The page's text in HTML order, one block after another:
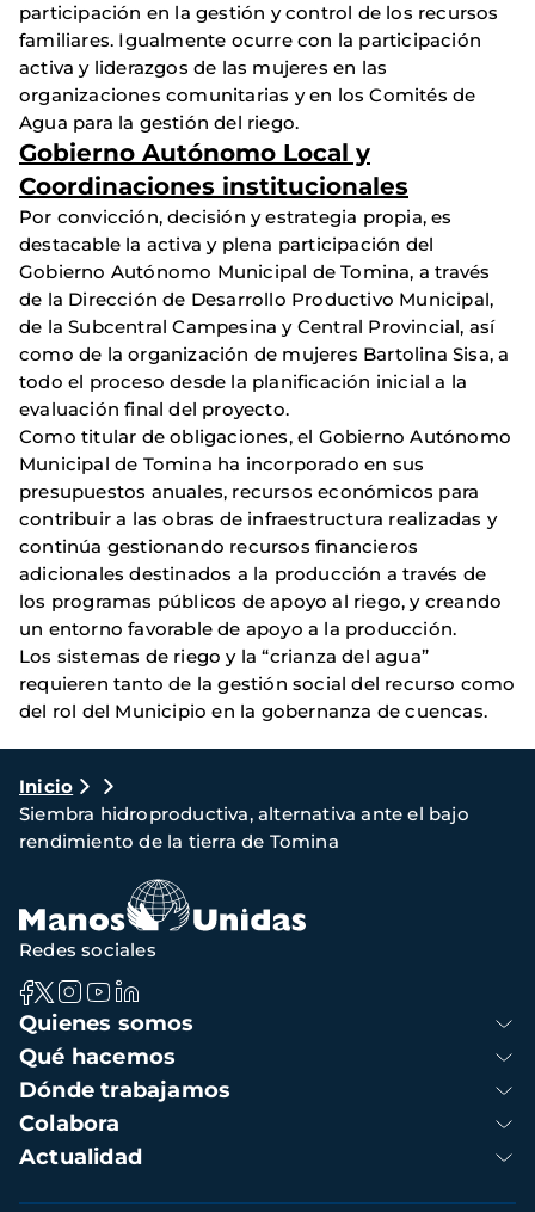
participación en la gestión y control de los recursos
familiares. Igualmente ocurre con la participación
activa y liderazgos de las mujeres en las
organizaciones comunitarias y en los Comités de
Agua para la gestión del riego.
Gobierno Autónomo Local y
Coordinaciones institucionales
Por convicción, decisión y estrategia propia, es
destacable la activa y plena participación del
Gobierno Autónomo Municipal de Tomina, a través
de la Dirección de Desarrollo Productivo Municipal,
de la Subcentral Campesina y Central Provincial, así
como de la organización de mujeres Bartolina Sisa, a
todo el proceso desde la planificación inicial a la
evaluación final del proyecto.
Como titular de obligaciones, el Gobierno Autónomo
Municipal de Tomina ha incorporado en sus
presupuestos anuales, recursos económicos para
contribuir a las obras de infraestructura realizadas y
continúa gestionando recursos financieros
adicionales destinados a la producción a través de
los programas públicos de apoyo al riego, y creando
un entorno favorable de apoyo a la producción.
Los sistemas de riego y la “crianza del agua”
requieren tanto de la gestión social del recurso como
del rol del Municipio en la gobernanza de cuencas.
Ruta
de
navegación
Inicio
Siembra hidroproductiva, alternativa ante el bajo
rendimiento de la tierra de Tomina
Navegación
principal
Quienes somos
Qué hacemos
Dónde trabajamos
Colabora
Actualidad
Redes sociales